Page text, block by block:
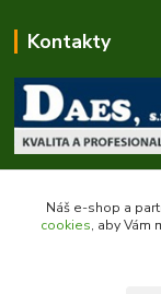
Kontakty
Zákaznícka podpora
+421 903 707
(Po-Pia, 8-16 hod.)
Náš e-shop a
cookies, aby Vám